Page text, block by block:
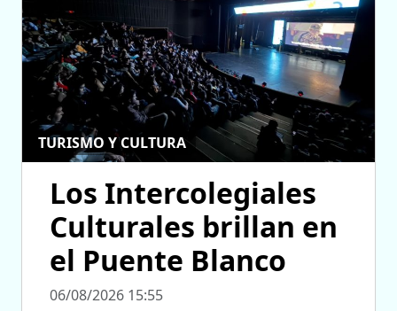
TURISMO Y CULTURA
Los Intercolegiales
Culturales brillan en
el Puente Blanco
06/08/2026 15:55